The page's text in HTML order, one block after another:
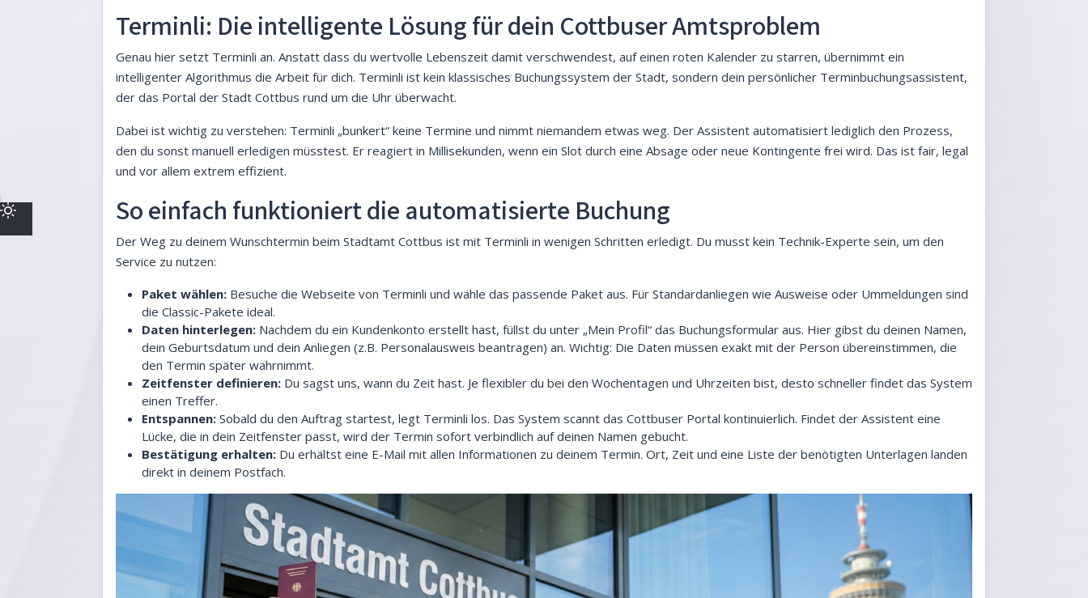
Terminli: Die intelligente Lösung für dein Cottbuser Amtsproblem
Genau hier setzt Terminli an. Anstatt dass du wertvolle Lebenszeit damit verschwendest, auf einen roten Kalender zu starren, übernimmt ein
intelligenter Algorithmus die Arbeit für dich. Terminli ist kein klassisches Buchungssystem der Stadt, sondern dein persönlicher Terminbuchungsassistent,
der das Portal der Stadt Cottbus rund um die Uhr überwacht.
Dabei ist wichtig zu verstehen: Terminli „bunkert“ keine Termine und nimmt niemandem etwas weg. Der Assistent automatisiert lediglich den Prozess,
den du sonst manuell erledigen müsstest. Er reagiert in Millisekunden, wenn ein Slot durch eine Absage oder neue Kontingente frei wird. Das ist fair, legal
und vor allem extrem effizient.
So einfach funktioniert die automatisierte Buchung
Der Weg zu deinem Wunschtermin beim Stadtamt Cottbus ist mit Terminli in wenigen Schritten erledigt. Du musst kein Technik-Experte sein, um den
Service zu nutzen:
Paket wählen: Besuche die Webseite von Terminli und wähle das passende Paket aus. Für Standardanliegen wie Ausweise oder Ummeldungen sind
die Classic-Pakete ideal.
Daten hinterlegen: Nachdem du ein Kundenkonto erstellt hast, füllst du unter „Mein Profil“ das Buchungsformular aus. Hier gibst du deinen Namen,
dein Geburtsdatum und dein Anliegen (z.B. Personalausweis beantragen) an. Wichtig: Die Daten müssen exakt mit der Person übereinstimmen, die
den Termin später wahrnimmt.
Zeitfenster definieren: Du sagst uns, wann du Zeit hast. Je flexibler du bei den Wochentagen und Uhrzeiten bist, desto schneller findet das System
einen Treffer.
Entspannen: Sobald du den Auftrag startest, legt Terminli los. Das System scannt das Cottbuser Portal kontinuierlich. Findet der Assistent eine
Lücke, die in dein Zeitfenster passt, wird der Termin sofort verbindlich auf deinen Namen gebucht.
Bestätigung erhalten: Du erhältst eine E-Mail mit allen Informationen zu deinem Termin. Ort, Zeit und eine Liste der benötigten Unterlagen landen
direkt in deinem Postfach.